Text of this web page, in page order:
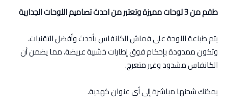
طقم من 3 لوحات مميزة وتعتبر من احدث تصاميم اللوحات الجدارية
يتم طباعة اللوحة على قماش الكانفاس بأحدث وأفضل التقنيات،
وتكون ممدودة بإحكام فوق إطارات خشبية عريضة، مما يضمن أن
الكانفاس مشدود وغير متعرج.
يمكنك شحنها مباشرة إلى أي عنوان كهدية.